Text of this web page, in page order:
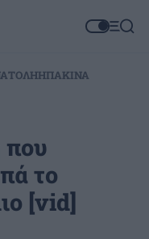
ΗΠΑΚΙΝΑ
που
το
[vid]